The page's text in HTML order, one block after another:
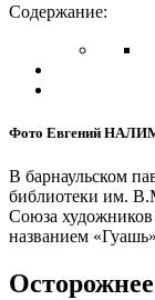
Содержание:
Фото Евгений
В барнаульском
библиотеки им.
Союза
названием